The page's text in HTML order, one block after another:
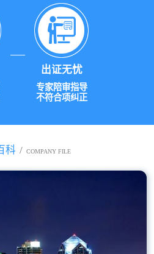
出证无忧
专家陪审指导
不符合项纠正
科 / COMPANY FILE